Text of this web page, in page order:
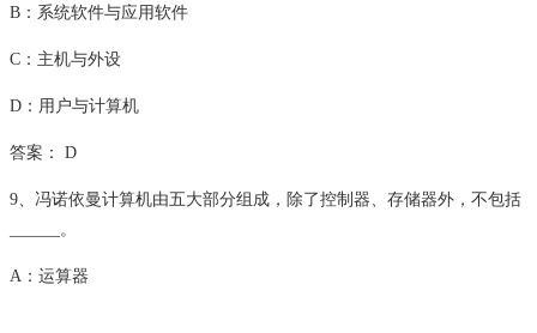
B：系统软件与应用软件
C：主机与外设
D：用户与计算机
答案： D
9、冯诺依曼计算机由五大部分组成，除了控制器、存储器外，不包括
______。
A：运算器